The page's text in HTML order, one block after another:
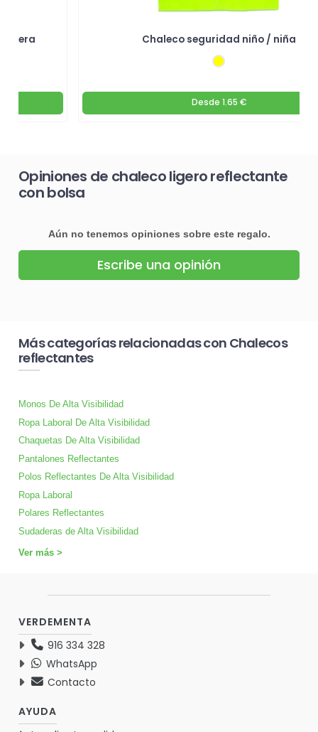
Chaleco seguridad niño / niña
Desde 1.65 €
Opiniones de chaleco ligero reflectante
con bolsa
Aún no tenemos opiniones sobre este regalo.
Escribe una opinión
Más categorías relacionadas con Chalecos
reflectantes
Monos De Alta Visibilidad
Ropa Laboral De Alta Visibilidad
Chaquetas De Alta Visibilidad
Pantalones Reflectantes
Polos Reflectantes De Alta Visibilidad
Ropa Laboral
Polares Reflectantes
Sudaderas de Alta Visibilidad
Ver más >
VERDEMENTA
916 334 328
WhatsApp
Contacto
AYUDA